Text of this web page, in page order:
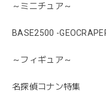
～ミニチュア～
BASE2500 -
～フィギュア～
名探偵コナン特集